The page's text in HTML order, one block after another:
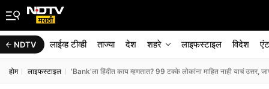
NDTV लाईव्ह टीव्ही ताज्या देश शहरे लाइफस्टाइल विदेश
होम लाइफस्टाइल ​'Bank'ला हिंदीत काय म्हणतात? 99 टक्के लोकांना माहित नाही याचं उत्तर,